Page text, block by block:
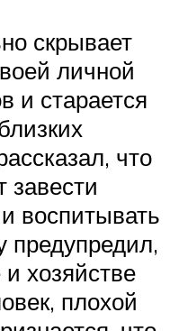
скрывает
личной
и старается
что
завести
воспитывать
предупредил,
хозяйстве
плохой